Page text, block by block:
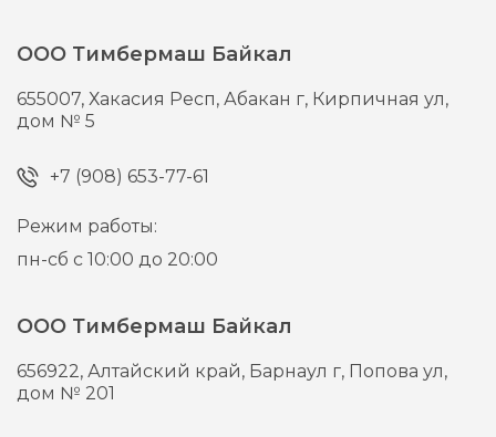
ООО Тимбермаш Байкал
655007,Хакасия Респ, Абакан г, Кирпичная ул,
дом № 5
+7 (908) 653-77-61
Режим работы:
пн-сб с 10:00 до 20:00
ООО Тимбермаш Байкал
656922,Алтайский край, Барнаул г, Попова ул,
дом № 201